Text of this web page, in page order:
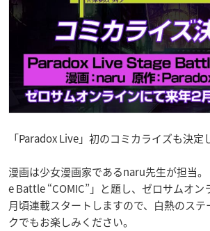
「Paradox Live」初のコミカライズも決定
漫画は少女漫画家であるnaru先生が担当
e Battle “COMIC”」と題し、ゼロサムオン
月頃連載スタートしますので、白熱のステ
クでもお楽しみください。